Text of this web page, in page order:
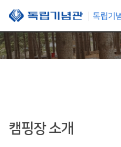
본문 바로가기
캠핑장 소개